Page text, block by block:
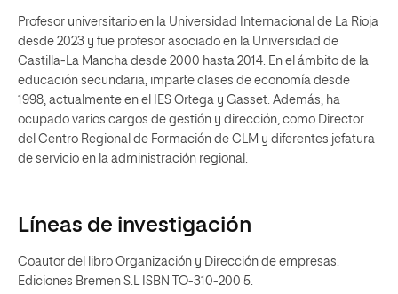
Profesor universitario en la Universidad Internacional de La Rioja
desde 2023 y fue profesor asociado en la Universidad de
Castilla-La Mancha desde 2000 hasta 2014. En el ámbito de la
educación secundaria, imparte clases de economía desde
1998, actualmente en el IES Ortega y Gasset. Además, ha
ocupado varios cargos de gestión y dirección, como Director
del Centro Regional de Formación de CLM y diferentes jefatura
de servicio en la administración regional.
Líneas de investigación
Coautor del libro Organización y Dirección de empresas.
Ediciones Bremen S.L ISBN TO-310-200 5.